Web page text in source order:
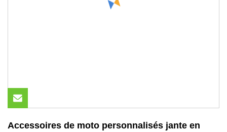
Accessoires de moto personnalisés jante en